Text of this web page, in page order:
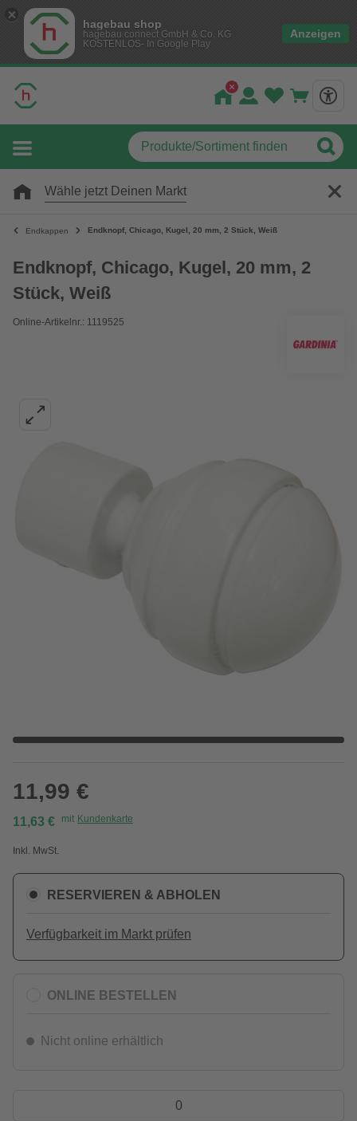
hagebau shop
hagebau connect GmbH & Co. KG
KOSTENLOS- In Google Play
Anzeigen
Wähle jetzt Deinen Markt
Endkappen Endknopf, Chicago, Kugel, 20 mm, 2 Stück, Weiß
Endknopf, Chicago, Kugel, 20 mm, 2
Stück, Weiß
Online-Artikelnr.: 1119525
11,99 €
11,63 € mit Kundenkarte
Inkl. MwSt.
RESERVIEREN & ABHOLEN
Verfügbarkeit im Markt prüfen
ONLINE BESTELLEN
Nicht online erhältlich